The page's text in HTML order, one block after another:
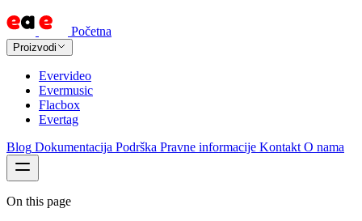
Početna
Proizvodi
Evervideo
Evermusic
Flacbox
Evertag
Blog Dokumentacija Podrška Pravne informacije Kontakt O nama
On this page